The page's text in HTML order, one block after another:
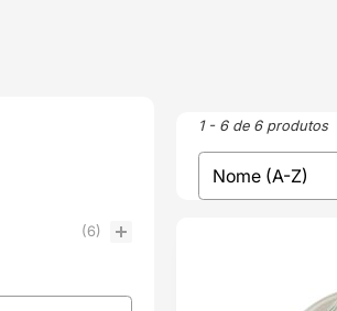
1 - 6 de 6 produtos
sort
Sort content
ENVIO 24H
(6)